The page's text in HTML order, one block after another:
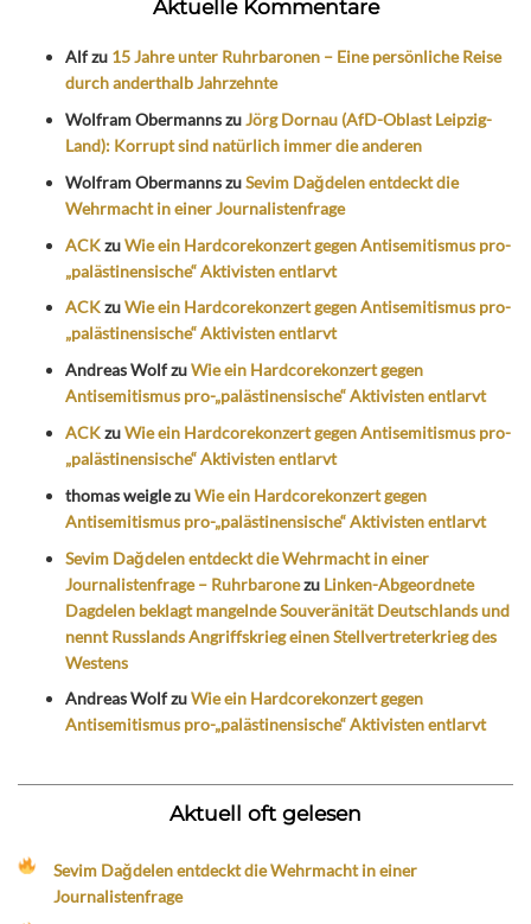
Aktuelle Kommentare
Alfzu 15 Jahre unter Ruhrbaronen – Eine persönliche Reise
durch anderthalb Jahrzehnte
Wolfram ObermannszuJörg Dornau (AfD-Oblast Leipzig-
Land): Korrupt sind natürlich immer die anderen
Wolfram ObermannszuSevim Dağdelen entdeckt die
Wehrmacht in einer Journalistenfrage
ACKzuWie ein Hardcorekonzert gegen Antisemitismus pro-
„palästinensische“ Aktivisten entlarvt
ACKzuWie ein Hardcorekonzert gegen Antisemitismus pro-
„palästinensische“ Aktivisten entlarvt
Andreas WolfzuWie ein Hardcorekonzert gegen
Antisemitismus pro-„palästinensische“ Aktivisten entlarvt
ACKzuWie ein Hardcorekonzert gegen Antisemitismus pro-
„palästinensische“ Aktivisten entlarvt
thomas weiglezuWie ein Hardcorekonzert gegen
Antisemitismus pro-„palästinensische“ Aktivisten entlarvt
Sevim Dağdelen entdeckt die Wehrmacht in einer
Journalistenfrage – Ruhrbaronezu Linken-Abgeordnete
Dagdelen beklagt mangelnde Souveränität Deutschlands und
nennt Russlands Angriffskrieg einen Stellvertreterkrieg des
Westens
Andreas WolfzuWie ein Hardcorekonzert gegen
Antisemitismus pro-„palästinensische“ Aktivisten entlarvt
Aktuell oft gelesen
Sevim Dağdelen entdeckt die Wehrmacht in einer
Journalistenfrage